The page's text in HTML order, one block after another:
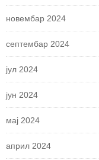
новембар 2024
септембар 2024
јул 2024
јун 2024
мај 2024
април 2024